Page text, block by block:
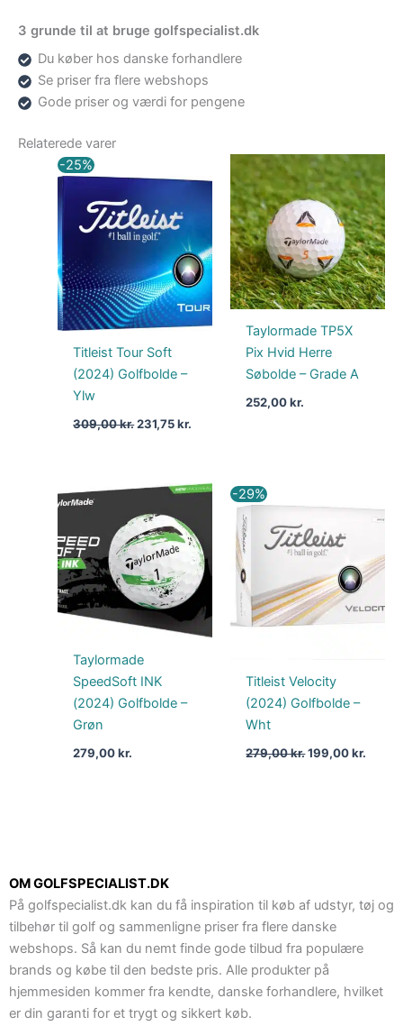
3 grunde til at bruge golfspecialist.dk
Du køber hos danske forhandlere
Se priser fra flere webshops
Gode priser og værdi for pengene
Relaterede varer
-25%
Titleist Tour Soft
(2024) Golfbolde –
Ylw
309,00kr.
oprindelige
var:
309,00 kr..
231,75kr.
231,75 kr..
Taylormade TP5X
Pix Hvid Herre
Søbolde – Grade A
252,00kr.
Taylormade
SpeedSoft INK
(2024) Golfbolde –
Grøn
279,00kr.
-29%
Titleist Velocity
(2024) Golfbolde –
Wht
279,00kr.
oprindelige
var:
279,00 kr..
199,00kr.
pris
OM GOLFSPECIALIST.DK
På golfspecialist.dk kan du få inspiration til køb af udstyr, tøj og
tilbehør til golf og sammenligne priser fra flere danske
webshops. Så kan du nemt finde gode tilbud fra populære
brands og købe til den bedste pris. Alle produkter på
hjemmesiden kommer fra kendte, danske forhandlere, hvilket
er din garanti for et trygt og sikkert køb.